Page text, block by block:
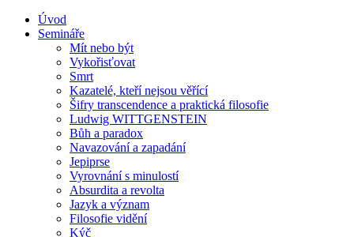
Úvod
Semináře
Mít nebo být
Vykořisťovat
Smrt
Kazatelé, kteří nejsou věřící
Šifry transcendence a praktická filosofie
Ludwig WITTGENSTEIN
Bůh a paradox
Navazování a zapadání
Jepiprse
Vyrovnání s minulostí
Absurdita a revolta
Jazyk a význam
Filosofie vidění
Kýč